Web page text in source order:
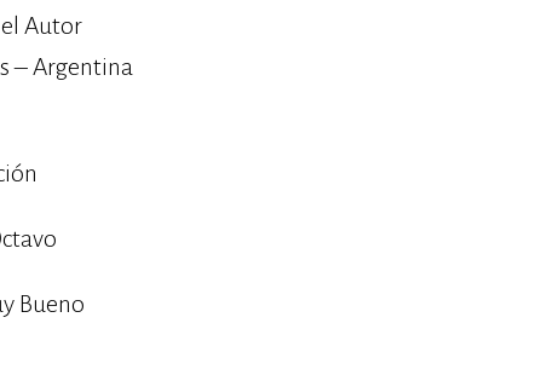
Autor
– Argentina
Bueno